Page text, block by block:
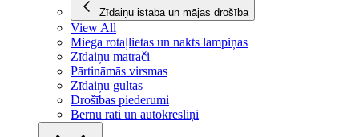
Zīdaiņu istaba un mājas drošība
View All
Miega rotaļlietas un nakts lampiņas
Zīdaiņu matrači
Pārtināmās virsmas
Zīdaiņu gultas
Drošības piederumi
Bērnu rati un autokrēsliņi